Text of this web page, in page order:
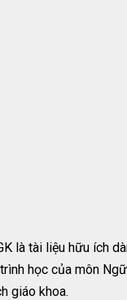
là tài liệu hữu ích
học của môn
giáo khoa.